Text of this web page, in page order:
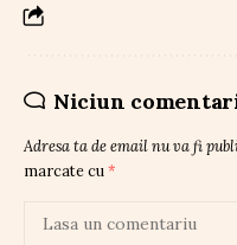
Niciun
Adresa ta de email nu va fi
marcate cu *